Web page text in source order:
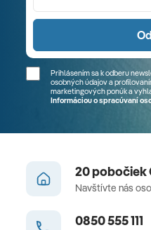
Prihlásením sa k odberu
osobných údajov a
marketingových ponúk a
Informáciou o spracúvaní
20 pobočiek
Navštívte nás
0850 555 111